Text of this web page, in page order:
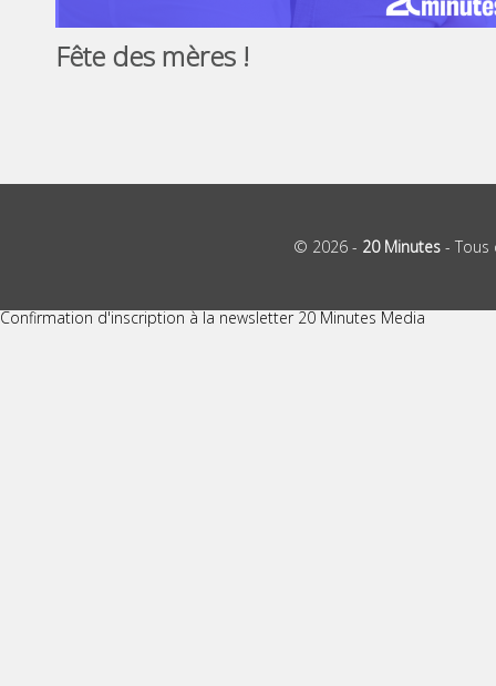
Fête des mères !
© 2026 - 20 Minutes -
Confirmation d'inscription à la newsletter 20 Minutes Media